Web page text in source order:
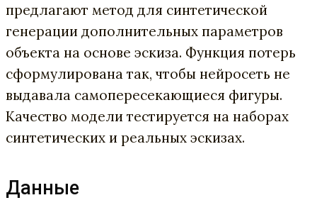
предлагают метод для синтетической
генерации дополнительных параметров
объекта на основе эскиза. Функция потерь
сформулирована так, чтобы нейросеть не
выдавала самопересекающиеся фигуры.
Качество модели тестируется на наборах
синтетических и реальных эскизах.
Данные